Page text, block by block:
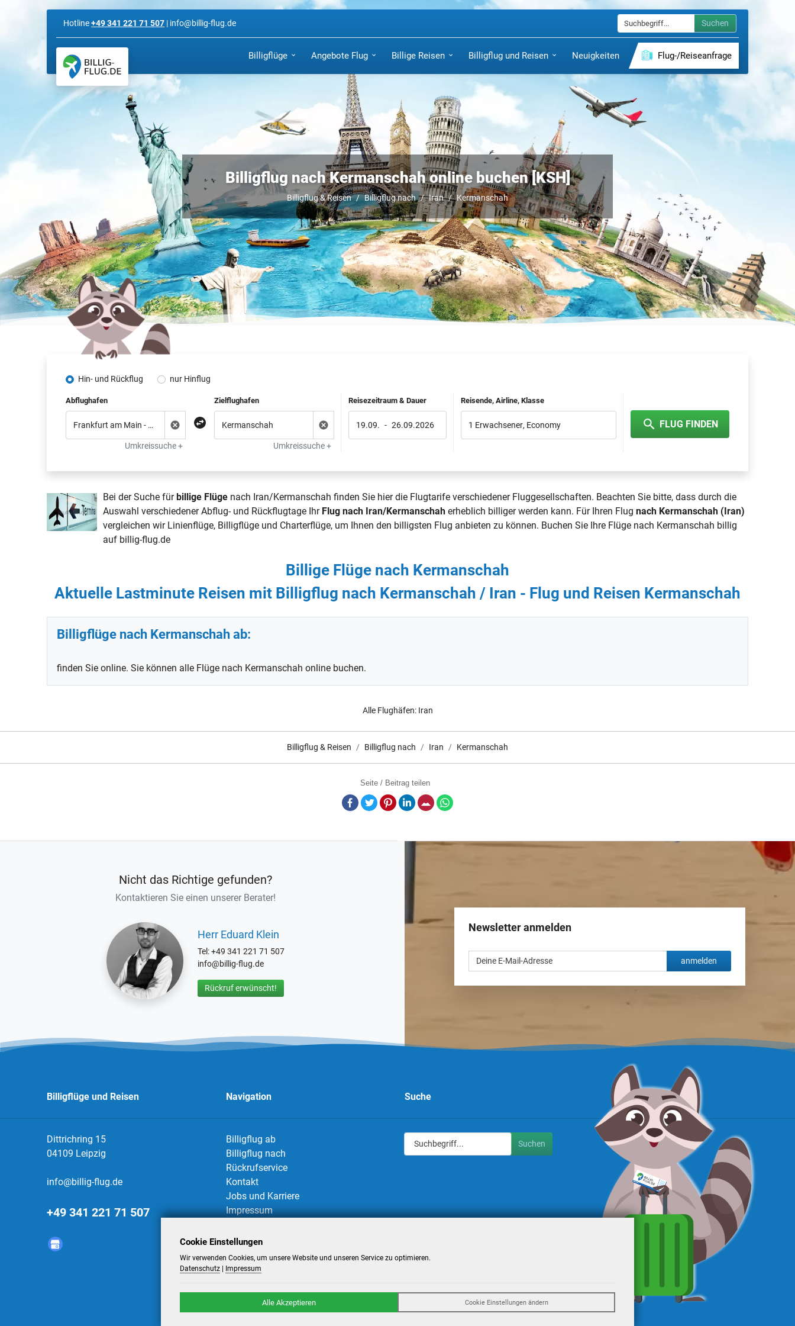
Hotline+49 341 221 71 507 | info@billig-flug.de Suchen
Billigflüge Angebote Flug Billige Reisen Billigflug und Reisen Neuigkeiten Flug-/Reiseanfrage
Billigflug nach Kermanschah online buchen [KSH]
Billigflug & Reisen Billigflug nach Iran Kermanschah
Hin- und Rückflug nur Hinflug
Abflughafen
Umkreissuche +
Zielflughafen
Umkreissuche +
Reisezeitraum & Dauer
19.09. - 26.09.2026
Reisende, Airline, Klasse
1 Erwachsener, Economy FLUG FINDEN
Bei der Suche fürbillige Flüge nach Iran/Kermanschah finden Sie hier die Flugtarife verschiedener Fluggesellschaften. Beachten Sie bitte, dass durch die
Auswahl verschiedener Abflug- und Rückflugtage Ihr Flug nach Iran/Kermanschah erheblich billiger werden kann. Für Ihren Flugnach Kermanschah (Iran)
vergleichen wir Linienflüge, Billigflüge und Charterflüge, um Ihnen den billigsten Flug anbieten zu können. Buchen Sie Ihre Flüge nach Kermanschah billig
auf billig-flug.de
Billige Flüge nach Kermanschah
Aktuelle Lastminute Reisen mit Billigflug nach Kermanschah / Iran - Flug und Reisen Kermanschah
Billigflüge nach Kermanschah ab:
finden Sie online. Sie können alle Flüge nach Kermanschah online buchen.
Alle Flughäfen: Iran
Billigflug & Reisen Billigflug nach Iran Kermanschah
Seite / Beitrag teilen
Facebook
TwitterPinterestLinkedInE-Mail
Nicht das Richtige gefunden?
Kontaktieren Sie einen unserer Berater!
Herr Eduard Klein
Tel: +49 341 221 71 507
info@billig-flug.de
Rückruf erwünscht!
Newsletter anmelden
anmelden
Billigflüge und Reisen
Dittrichring 15
04109 Leipzig
info@billig-flug.de
+49 341 221 71 507
Navigation
Billigflug ab
Billigflug nach
Rückrufservice
Kontakt
Jobs und Karriere
Impressum
AGBs
Datenschutzeinstellungen
Suche
Suchen
Cookie Einstellungen
Wir verwenden Cookies, um unsere Website und unseren Service zu optimieren.
Datenschutz
Impressum
Alle Akzeptieren Cookie Einstellungen ändern